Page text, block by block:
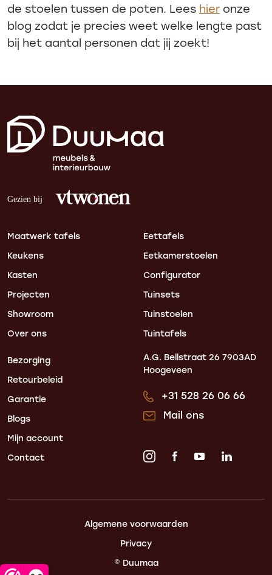
de stoelen tussen de poten. Lees hier onze
blog zodat je precies weet welke lengte past
bij het aantal personen dat jij zoekt!
Maatwerk tafels
Keukens
Kasten
Projecten
Showroom
Over ons
Eettafels
Eetkamerstoelen
Configurator
Tuinsets
Tuinstoelen
Tuintafels
Bezorging
Retourbeleid
Garantie
Blogs
Mijn account
Contact
A.G. Bellstraat 26 7903AD
Hoogeveen
+31 528 26 06 66
Mail ons
Algemene voorwaarden
Privacy
© Duumaa